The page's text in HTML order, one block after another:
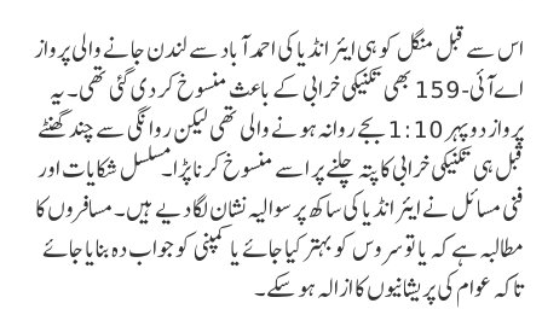
اس سے قبل منگل کو ہی ایئر انڈیا کی احمد آباد سے لندن جانے والی پرواز
اےآئی-159 بھی تکنیکی خرابی کے باعث منسوخ کر دی گئی تھی۔ یہ
پرواز دوپہر 1:10 بجے روانہ ہونے والی تھی لیکن روانگی سے چند گھنٹے
قبل ہی تکنیکی خرابی کا پتہ چلنے پر اسے منسوخ کرنا پڑا۔مسلسل شکایات اور
فنی مسائل نے ایئر انڈیا کی ساکھ پر سوالیہ نشان لگا دیے ہیں۔ مسافروں کا
مطالبہ ہے کہ یا تو سروس کو بہتر کیا جائے یا کمپنی کو جواب دہ بنایا جائے
تاکہ عوام کی پریشانیوں کا ازالہ ہو سکے۔